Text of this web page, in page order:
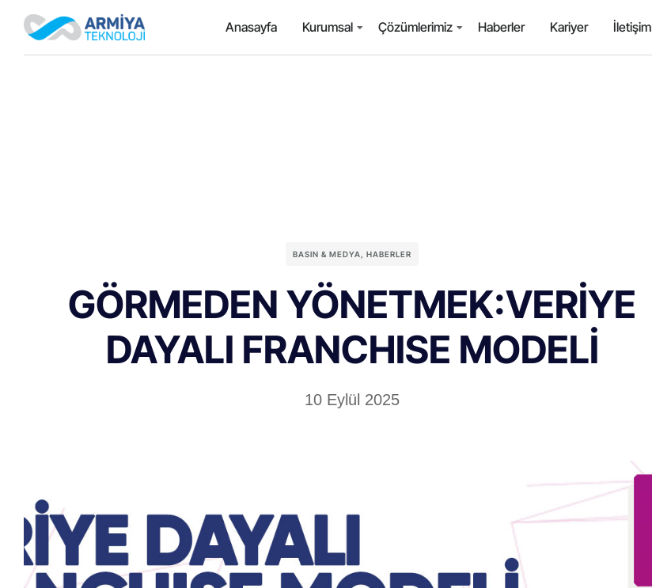
Anasayfa Kurumsal Çözümlerimiz Haberler Kariyer İletişim
BASIN & MEDYA, HABERLER
GÖRMEDEN YÖNETMEK:VERİYE
DAYALI FRANCHISE MODELİ
10 Eylül 2025